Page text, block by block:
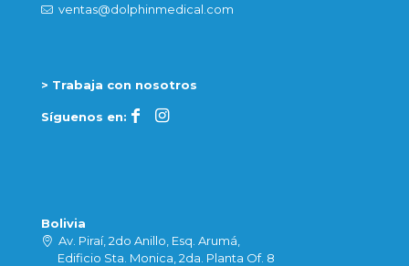
ventas@dolphinmedical.com
> Trabaja con nosotros
Síguenos en:
Bolivia
Av. Piraí, 2do Anillo, Esq. Arumá,
Edificio Sta. Monica, 2da. Planta Of. 8